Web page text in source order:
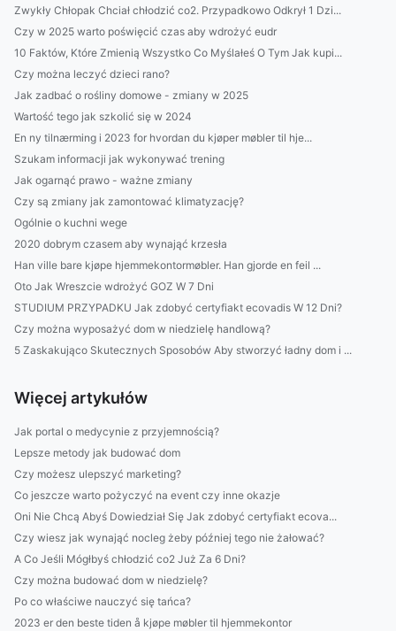
Zwykły Chłopak Chciał chłodzić co2. Przypadkowo Odkrył 1 Dzi...
Czy w 2025 warto poświęcić czas aby wdrożyć eudr
10 Faktów, Które Zmienią Wszystko Co Myślałeś O Tym Jak kupi...
Czy można leczyć dzieci rano?
Jak zadbać o rośliny domowe - zmiany w 2025
Wartość tego jak szkolić się w 2024
En ny tilnærming i 2023 for hvordan du kjøper møbler til hje...
Szukam informacji jak wykonywać trening
Jak ogarnąć prawo - ważne zmiany
Czy są zmiany jak zamontować klimatyzację?
Ogólnie o kuchni wege
2020 dobrym czasem aby wynająć krzesła
Han ville bare kjøpe hjemmekontormøbler. Han gjorde en feil ...
Oto Jak Wreszcie wdrożyć GOZ W 7 Dni
STUDIUM PRZYPADKU Jak zdobyć certyfiakt ecovadis W 12 Dni?
Czy można wyposażyć dom w niedzielę handlową?
5 Zaskakująco Skutecznych Sposobów Aby stworzyć ładny dom i ...
Więcej artykułów
Jak portal o medycynie z przyjemnością?
Lepsze metody jak budować dom
Czy możesz ulepszyć marketing?
Co jeszcze warto pożyczyć na event czy inne okazje
Oni Nie Chcą Abyś Dowiedział Się Jak zdobyć certyfiakt ecova...
Czy wiesz jak wynająć nocleg żeby później tego nie żałować?
A Co Jeśli Mógłbyś chłodzić co2 Już Za 6 Dni?
Czy można budować dom w niedzielę?
Po co właściwe nauczyć się tańca?
2023 er den beste tiden å kjøpe møbler til hjemmekontor